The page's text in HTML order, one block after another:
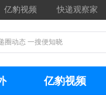
亿豹视频 快递观察家
亿豹视频